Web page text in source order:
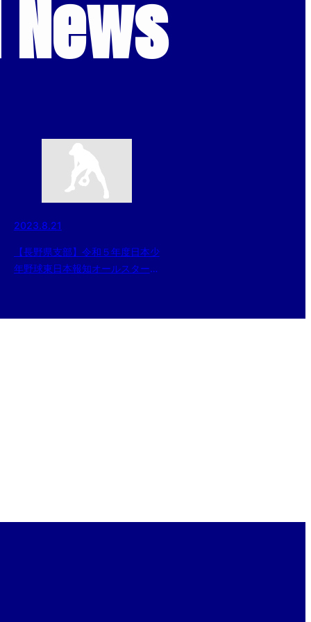
2023.8.21
【長野県支部】令和５年度日本少
年野球東日本報知オールスター戦